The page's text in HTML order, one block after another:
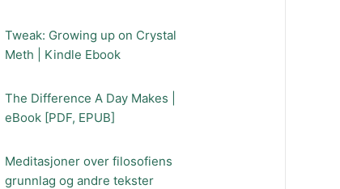
Tweak: Growing up on Crystal
Meth | Kindle Ebook
The Difference A Day Makes |
eBook [PDF, EPUB]
Meditasjoner over filosofiens
grunnlag og andre tekster